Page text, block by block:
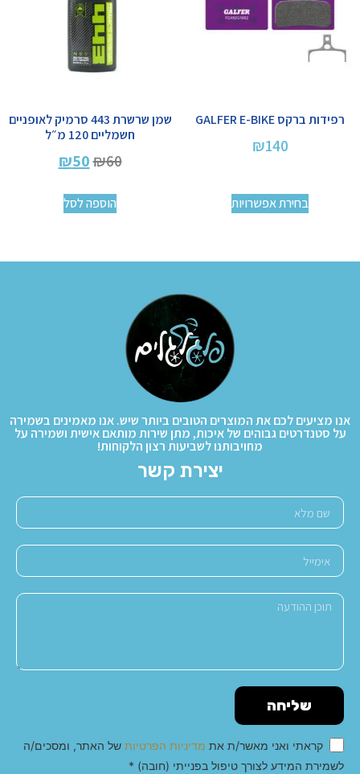
רפידות ברקס GALFER E-BIKE
₪140
בחירת אפשרויות
שמן שרשרת 443 סרמיק לאופניים
חשמליים 120 מ״ל
₪60
₪50
הוספה לסל
אנו מציעים לכם את המוצרים הטובים ביותר שיש. אנו מאמינים בשמירה
על סטנדרטים גבוהים של איכות, מתן שירות מותאם אישית ושמירה על
מחויבותנו לשביעות רצון הלקוחות!
יצירת קשר
שליחה
קראתי ואני מאשר/ת את מדיניות הפרטיות של האתר, ומסכים/ה
לשמירת המידע לצורך טיפול בפנייתי (חובה) *